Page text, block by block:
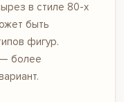
в стиле 80-х
быть
фигур.
более